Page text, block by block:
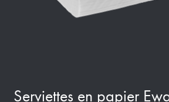
Serviettes en papier